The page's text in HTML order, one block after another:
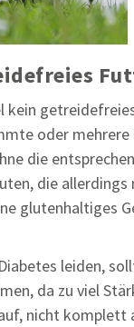
kein
oder
die
die allerdings
glutenhaltiges
leiden,
da zu viel
nicht komplett